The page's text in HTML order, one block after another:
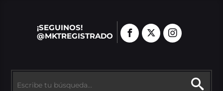
¡SEGUINOS!
@MKTREGISTRADO